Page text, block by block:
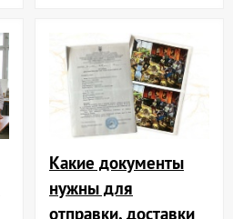
Какие документы
нужны для
отправки, доставки